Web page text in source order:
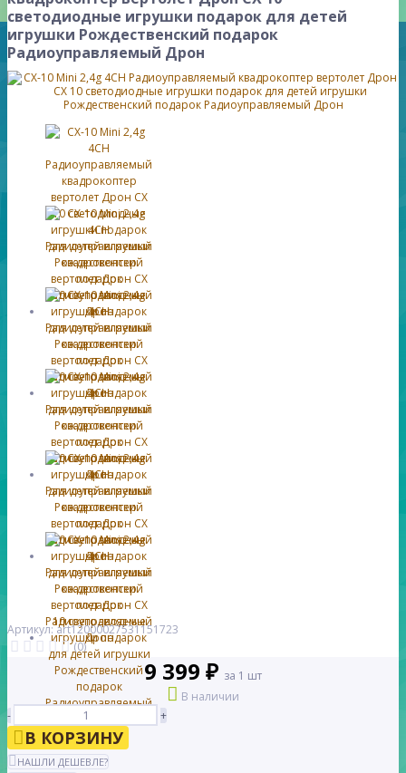
светодиодные игрушки подарок для детей
игрушки Рождественский подарок
Радиоуправляемый Дрон
Артикул: art12000027531151723
(0)
9 399 ₽ за 1 шт
В наличии
-
+
В КОРЗИНУ
НАШЛИ ДЕШЕВЛЕ?